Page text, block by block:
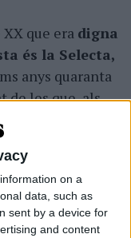
on a
data, such as
sent by a device for
and content
que era digna
és la Selecta,
anys quaranta
de les que, als
del
la presentació de
L’Editorial
(Editorial Afers,
(Barcelona,
important.